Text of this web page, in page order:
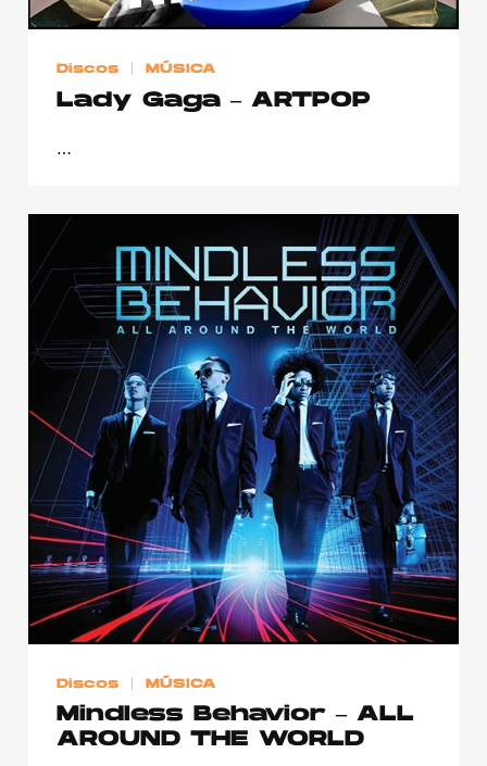
Discos MÚSICA
Lady Gaga – ARTPOP
…
Discos MÚSICA
Mindless Behavior – ALL
AROUND THE WORLD